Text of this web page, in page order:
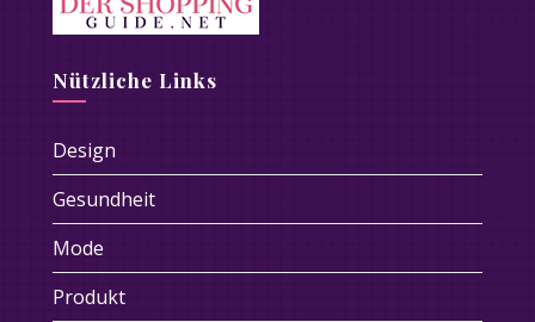
Nützliche Links
Design
Gesundheit
Mode
Produkt